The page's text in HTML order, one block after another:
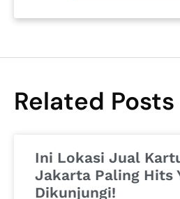
Related Posts
Ini Lokasi Jual
Jakarta Paling Hits
Dikunjungi!